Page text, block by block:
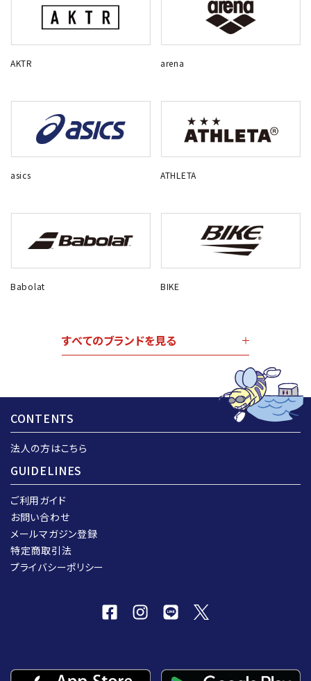
AKTR arena
asics ATHLETA
Babolat BIKE
すべてのブランドを見る
CONTENTS
法人の方はこちら
GUIDELINES
ご利用ガイド
お問い合わせ
メールマガジン登録
特定商取引法
プライバシーポリシー